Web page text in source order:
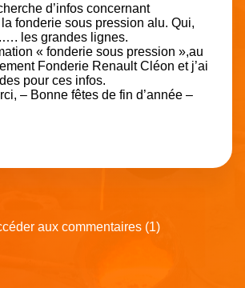
d’infos concernant
la fonderie sous pression alu. Qui,
les grandes lignes.
« fonderie sous pression »,au
Fonderie Renault Cléon et j’ai
pour ces infos.
– Bonne fêtes de fin d’année –
aux commentaires (1)